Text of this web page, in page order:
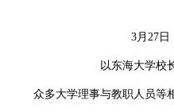
3月27日
以东海大学校
众多大学理事与教职人员等